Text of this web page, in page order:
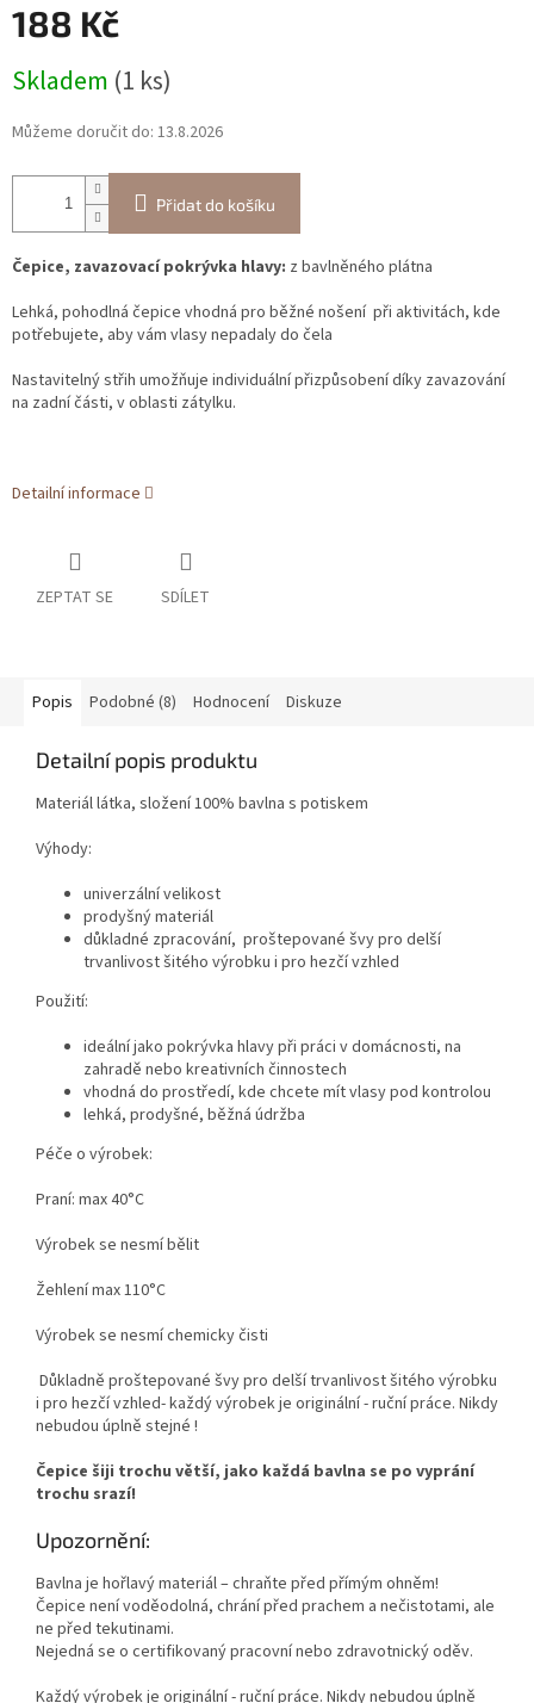
188 Kč
cena:
Skladem (1 ks)
Můžeme doručit do: 13.8.2026
Přidat do košíku
Čepice, zavazovací pokrývka hlavy: z bavlněného plátna
Lehká, pohodlná čepice vhodná pro běžné nošení při aktivitách, kde
potřebujete, aby vám vlasy nepadaly do čela
Nastavitelný střih umožňuje individuální přizpůsobení díky zavazování
na zadní části, v oblasti zátylku.
Detailní informace
ZEPTAT SE SDÍLET
Popis Podobné (8) Hodnocení Diskuze
Detailní popis produktu
Materiál látka, složení 100% bavlna s potiskem
Výhody:
univerzální velikost
prodyšný materiál
důkladné zpracování, proštepované švy pro delší
trvanlivost šitého výrobku i pro hezčí vzhled
Použití:
ideální jako pokrývka hlavy při práci v domácnosti, na
zahradě nebo kreativních činnostech
vhodná do prostředí, kde chcete mít vlasy pod kontrolou
lehká, prodyšné, běžná údržba
Péče o výrobek:
Praní: max 40°C
Výrobek se nesmí bělit
Žehlení max 110°C
Výrobek se nesmí chemicky čisti
Důkladně proštepované švy pro delší trvanlivost šitého výrobku
i pro hezčí vzhled- každý výrobek je originální - ruční práce. Nikdy
nebudou úplně stejné !
Čepice šiji trochu větší, jako každá bavlna se po vyprání
trochu srazí!
Upozornění:
Bavlna je hořlavý materiál – chraňte před přímým ohněm!
Čepice není voděodolná, chrání před prachem a nečistotami, ale
ne před tekutinami.
Nejedná se o certifikovaný pracovní nebo zdravotnický oděv.
Každý výrobek je originální - ruční práce. Nikdy nebudou úplně